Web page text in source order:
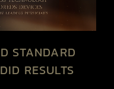
STANDARD
RESULTS